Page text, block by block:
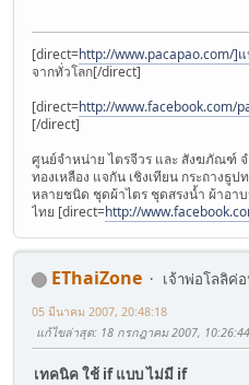
[direct=http://www.pacapao.com/]
จากทั่วโลก[/direct]
[direct=http://www.facebook.com/
[/direct]
ศูนย์จำหน่าย ไตรจีวร และ สังฆภัณฑ์
ทองเหลือง แจกัน เชิงเทียน กระถางธู
หลายชนิด ชุดผ้าไตร ชุดสรงน้ำ ผ้าอ
ไทย [direct=http://
EThaiZone
เจ้าพ่อโลลิค่
05 มีนาคม 2007, 20:48:18
แก้ไขล่าสุด: 18 กรกฎาคม 2007,
เทคนิค ใช้ if แบบ ไม่มี if